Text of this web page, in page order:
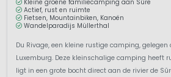
Kleine groene familiecamping aan Sûre
Actief, rust en ruimte
Fietsen, Mountainbiken, Kanoën
Wandelparadijs Müllerthal
Du Rivage, een kleine rustige camping,
Luxemburg. Deze kleinschalige camping heeft
ligt in een grote bocht direct aan de rivier de